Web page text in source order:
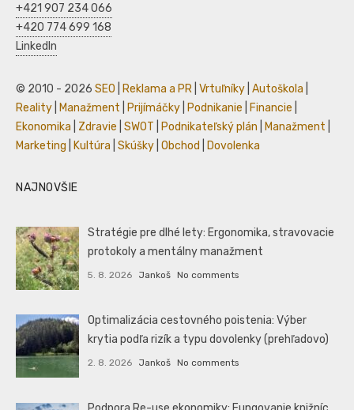
+421 907 234 066
+420 774 699 168
LinkedIn
© 2010 - 2026 SEO Reklama a PR Vrtuľníky Autoškola
Reality
Manažment Prijímáčky Podnikanie Financie
Ekonomika
Zdravie SWOT Podnikateľský plán Manažment
Marketing
Kultúra Skúšky Obchod Dovolenka
NAJNOVŠIE
Stratégie pre dlhé lety: Ergonomika, stravovacie
protokoly a mentálny manažment
5. 8. 2026 Jankoš No comments
Optimalizácia cestovného poistenia: Výber
krytia podľa rizík a typu dovolenky (prehľadovo)
2. 8. 2026 Jankoš No comments